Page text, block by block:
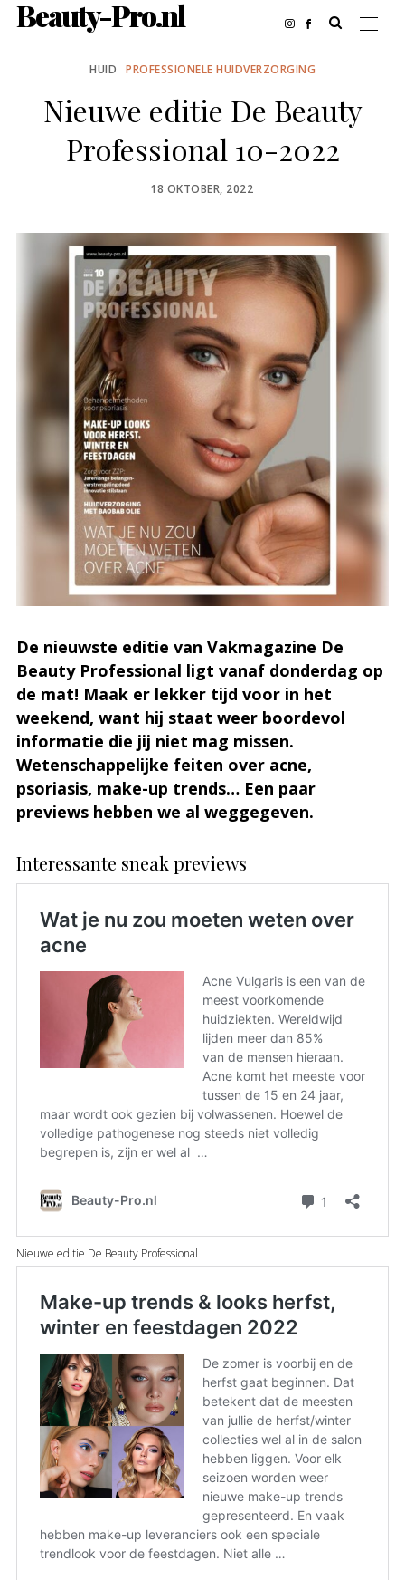
Beauty-Pro.nl
HUID PROFESSIONELE HUIDVERZORGING
Nieuwe editie De Beauty
Professional 10-2022
POSTED
18 OKTOBER, 2022
De nieuwste editie van Vakmagazine De
Beauty Professional ligt vanaf donderdag op
de mat! Maak er lekker tijd voor in het
weekend, want hij staat weer boordevol
informatie die jij niet mag missen.
Wetenschappelijke feiten over acne,
psoriasis, make-up trends… Een paar
previews hebben we al weggegeven.
Interessante sneak previews
Nieuwe editie De Beauty Professional